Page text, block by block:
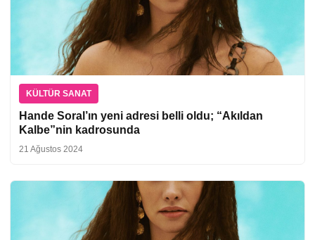
KÜLTÜR SANAT
Hande Soral’ın yeni adresi belli oldu; “Akıldan
Kalbe”nin kadrosunda
21 Ağustos 2024